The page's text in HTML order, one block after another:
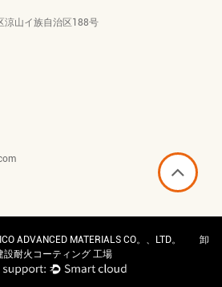
涼山イ族自治区188号
ADVANCED MATERIALS CO。、LTD。
卸
設耐火コーティング 工場